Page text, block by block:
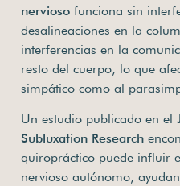
nervioso funciona sin
desalineaciones en la
interferencias en la
resto del cuerpo, lo que
simpático como al
Un estudio publicado en el
Subluxation Research
quiropráctico puede influir
nervioso autónomo,